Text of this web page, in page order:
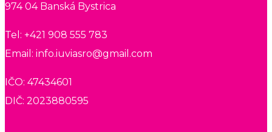
974 04 Banská Bystrica
Tel: +421 908 555 783
Email: info.iuviasro@gmail.com
IČO: 47434601
DIČ: 2023880595